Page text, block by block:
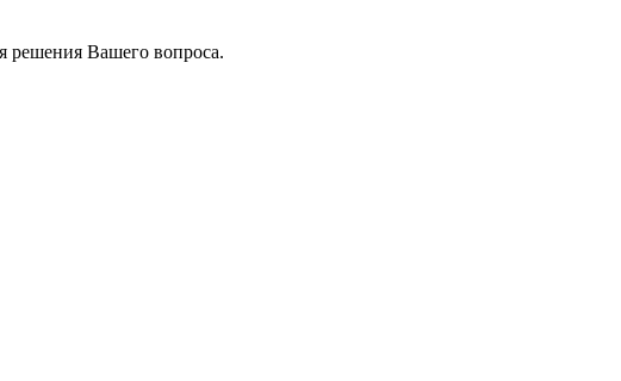
решения Вашего вопроса.